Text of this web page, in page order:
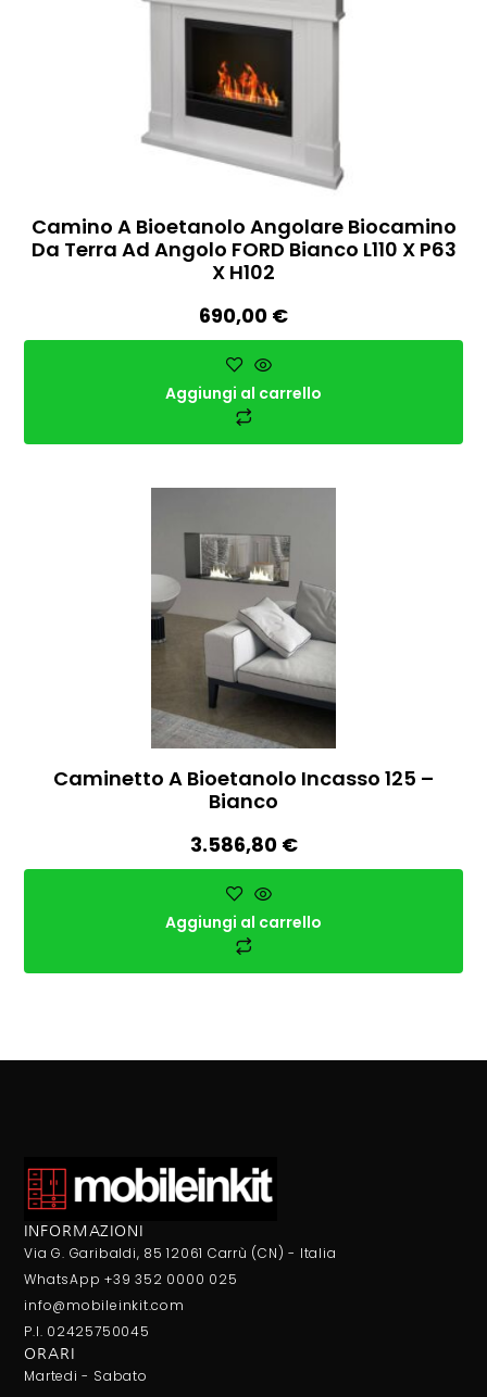
Camino A Bioetanolo Angolare Biocamino
Da Terra Ad Angolo FORD Bianco L110 X P63
X H102
690,00 €
Aggiungi al carrello
Caminetto A Bioetanolo Incasso 125 –
Bianco
3.586,80 €
Aggiungi al carrello
INFORMAZIONI
Via G. Garibaldi, 85 12061 Carrù (CN) - Italia
WhatsApp +39 352 0000 025
info@mobileinkit.com
P.I. 02425750045
ORARI
Martedi - Sabato